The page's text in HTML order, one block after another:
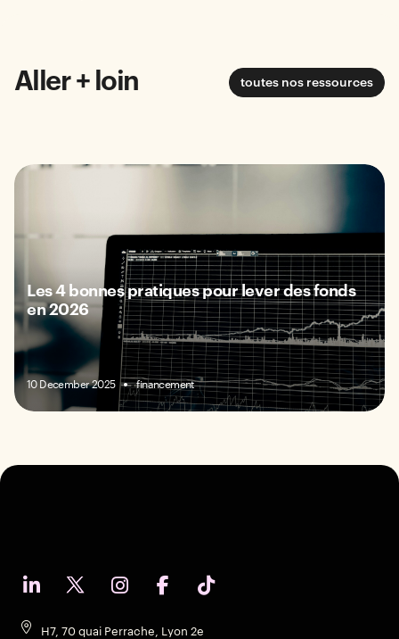
Aller + loin toutes nos ressources
Les 4 bonnes pratiques pour lever des fonds
en 2026
10 December 2025 financement
H7, 70 quai Perrache, Lyon 2e